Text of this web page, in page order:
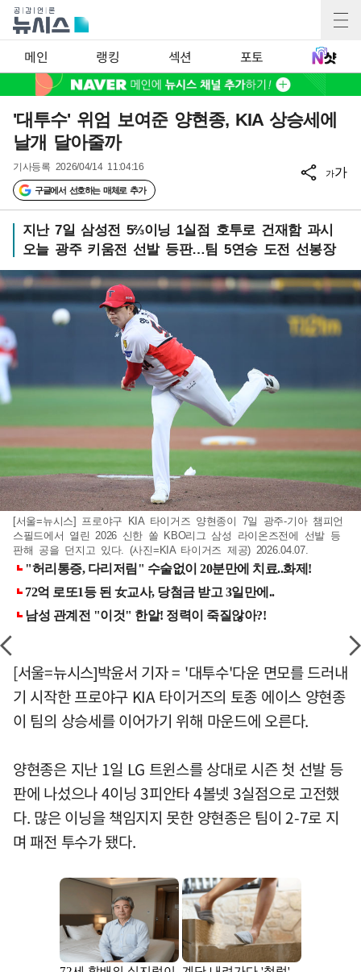
메인 랭킹 섹션 포토
'대투수' 위엄 보여준 양현종, KIA 상승세에
날개 달아줄까
기사등록 2026/04/14 11:04:16
구글에서 선호하는 매체로 추가
가가
지난 7일 삼성전 5⅔이닝 1실점 호투로 건재함 과시
오늘 광주 키움전 선발 등판…팀 5연승 도전 선봉장
[서울=뉴시스] 프로야구 KIA 타이거즈 양현종이 7일 광주-기아 챔피언
스필드에서 열린 2026 신한 쏠 KBO리그 삼성 라이온즈전에 선발 등
판해 공을 던지고 있다. (사진=KIA 타이거즈 제공) 2026.04.07.
[서울=뉴시스]박윤서 기자 = '대투수'다운 면모를 드러내
기 시작한 프로야구 KIA 타이거즈의 토종 에이스 양현종
이 팀의 상승세를 이어가기 위해 마운드에 오른다.
양현종은 지난 1일 LG 트윈스를 상대로 시즌 첫 선발 등
판에 나섰으나 4이닝 3피안타 4볼넷 3실점으로 고전했
다. 많은 이닝을 책임지지 못한 양현종은 팀이 2-7로 지
며 패전 투수가 됐다.